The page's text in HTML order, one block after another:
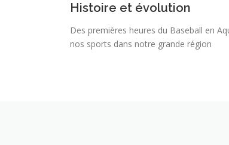
Histoire et évolution
Des premières heures du Baseball en
nos sports dans notre grande région